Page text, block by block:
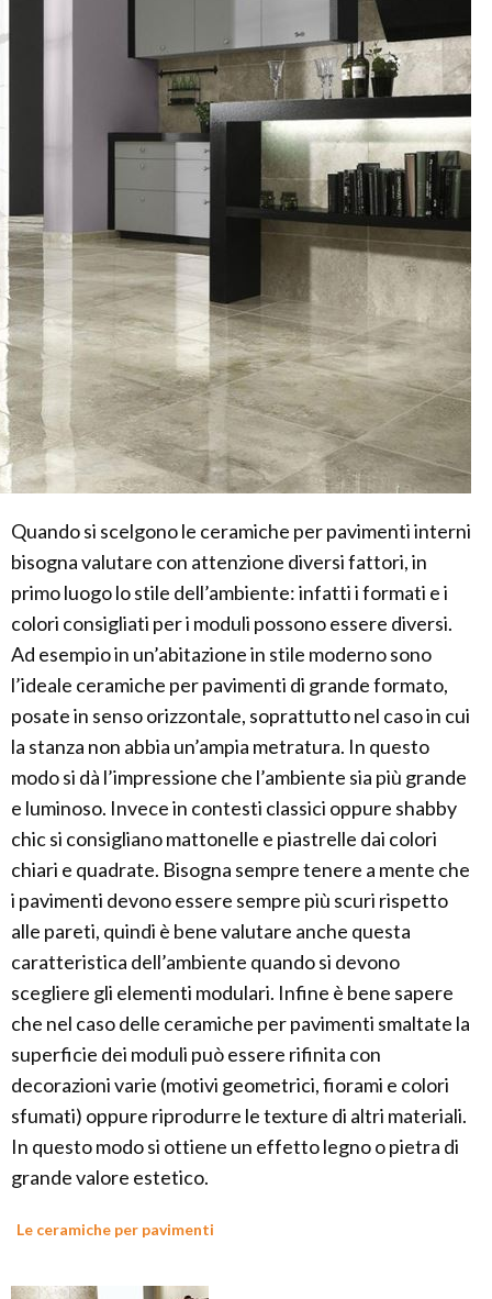
Quando si scelgono le ceramiche per pavimenti interni
bisogna valutare con attenzione diversi fattori, in
primo luogo lo stile dell’ambiente: infatti i formati e i
colori consigliati per i moduli possono essere diversi.
Ad esempio in un’abitazione in stile moderno sono
l’ideale ceramiche per pavimenti di grande formato,
posate in senso orizzontale, soprattutto nel caso in cui
la stanza non abbia un’ampia metratura. In questo
modo si dà l’impressione che l’ambiente sia più grande
e luminoso. Invece in contesti classici oppure shabby
chic si consigliano mattonelle e piastrelle dai colori
chiari e quadrate. Bisogna sempre tenere a mente che
i pavimenti devono essere sempre più scuri rispetto
alle pareti, quindi è bene valutare anche questa
caratteristica dell’ambiente quando si devono
scegliere gli elementi modulari. Infine è bene sapere
che nel caso delle ceramiche per pavimenti smaltate la
superficie dei moduli può essere rifinita con
decorazioni varie (motivi geometrici, fiorami e colori
sfumati) oppure riprodurre le texture di altri materiali.
In questo modo si ottiene un effetto legno o pietra di
grande valore estetico.
Le ceramiche per pavimenti